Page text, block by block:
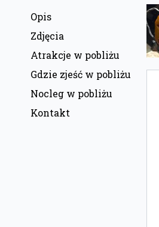
Opis
Zdjęcia
Atrakcje w pobliżu
Gdzie zjeść w pobliżu
Nocleg w pobliżu
Kontakt